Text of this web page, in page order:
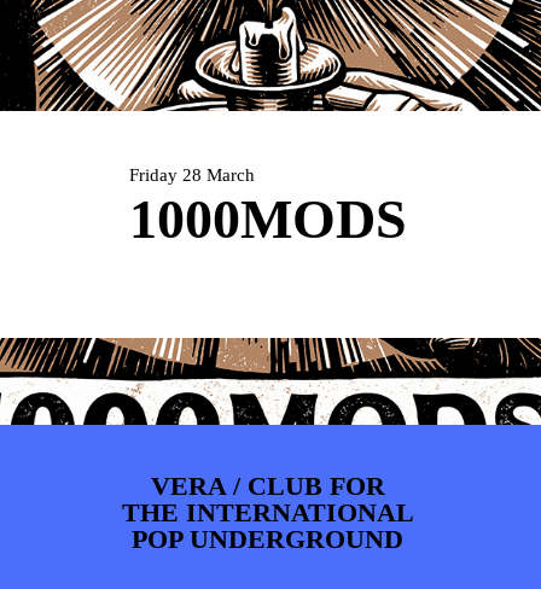
HOMEPROGRAMMA
ARTDIVISIONFOTO’SNIEUWS
Friday 28 March
1000MODS
VERA / CLUB FOR
THE INTERNATIONAL
POP UNDERGROUND